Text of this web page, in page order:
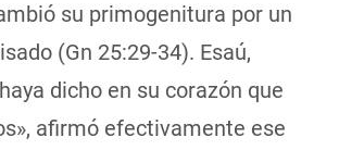
su primogenitura por un
(Gn 25:29-34). Esaú,
dicho en su corazón que
afirmó efectivamente ese